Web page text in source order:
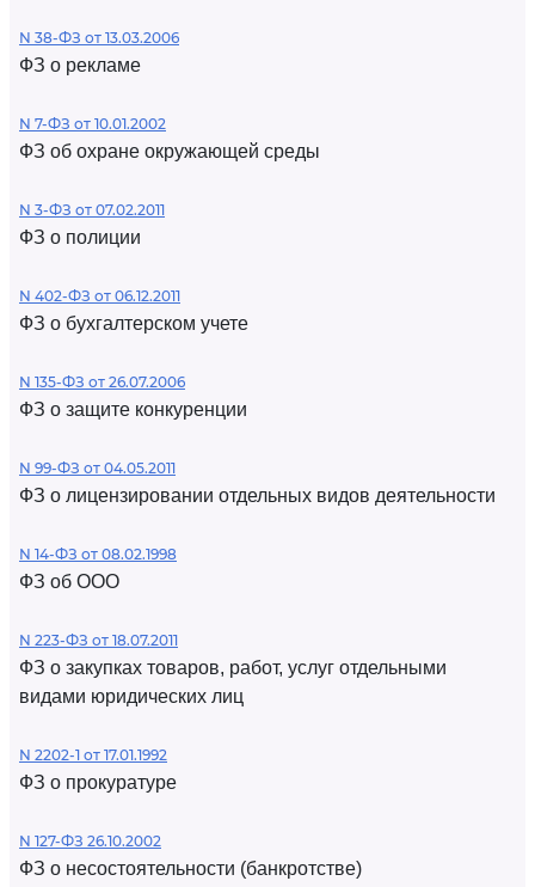
N 38-ФЗ от 13.03.2006
ФЗ о рекламе
N 7-ФЗ от 10.01.2002
ФЗ об охране окружающей среды
N 3-ФЗ от 07.02.2011
ФЗ о полиции
N 402-ФЗ от 06.12.2011
ФЗ о бухгалтерском учете
N 135-ФЗ от 26.07.2006
ФЗ о защите конкуренции
N 99-ФЗ от 04.05.2011
ФЗ о лицензировании отдельных видов деятельности
N 14-ФЗ от 08.02.1998
ФЗ об ООО
N 223-ФЗ от 18.07.2011
ФЗ о закупках товаров, работ, услуг отдельными
видами юридических лиц
N 2202-1 от 17.01.1992
ФЗ о прокуратуре
N 127-ФЗ 26.10.2002
ФЗ о несостоятельности (банкротстве)